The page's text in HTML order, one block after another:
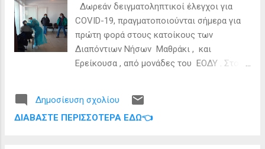
φιλοδοξεί να μετατρέψει την Ελλάδα σε
Μαλδίβες της Ευρώπης, με τη δημιουργία
2.000 άμεσων και 5.000 έμμεσων θέσεων
εργασίας, να «ξαναγράψει» τον χάρτη των
μεταφορών στην χώρα μας και στην πλήρη
οικονομία πάνω από 1 δισ. ευρώ. Όπως
αναφέρει πρόκειται για project που φέρνει
Δωρεάν δειγματοληπτικοί έλεγχοι για
COVID-19, πραγματοποιούνται σήμερα για
πρώτη φορά στους κατοίκους των
Διαπόντιων Νήσων Μαθράκι , και
Ερείκουσα , από μονάδες του ΕΟΔΥ . Στο
ενώ επόμενος στόχος του ΕΟΔΥ είναι να
κάνει ράπιντ τεστ στους κατοίκους των
Δημοσίευση σχολίου
ΔΙΑΒΆΣΤΕ ΠΕΡΙΣΣΌΤΕΡΑ ΕΔΏ👈